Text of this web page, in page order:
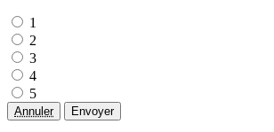
1
2
3
4
5
Annuler Envoyer